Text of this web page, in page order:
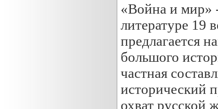
«Война и мир»
литературе 19
предлагается
большого
частная
исторический
охват русской